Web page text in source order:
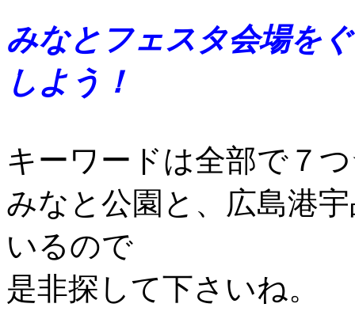
みなとフェスタ会場を
しよう！
キーワードは全部
みなと公園と、広島港
いるので
是非探して下さいね。